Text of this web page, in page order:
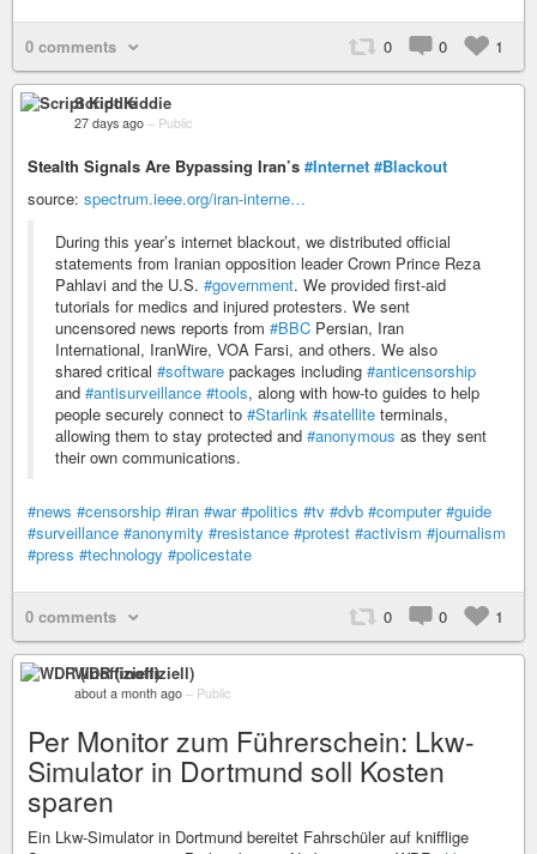
0 comments 0 0 1
Script Kiddie
27 days ago – Public
Stealth Signals Are Bypassing Iran’s #Internet #Blackout
source: spectrum.ieee.org/iran-interne…
During this year’s internet blackout, we distributed official
statements from Iranian opposition leader Crown Prince Reza
Pahlavi and the U.S. #government. We provided first-aid
tutorials for medics and injured protesters. We sent
uncensored news reports from #BBC Persian, Iran
International, IranWire, VOA Farsi, and others. We also
shared critical #software packages including #anticensorship
and #antisurveillance #tools, along with how-to guides to help
people securely connect to #Starlink #satellite terminals,
allowing them to stay protected and #anonymous as they sent
their own communications.
#news #censorship #iran #war #politics #tv #dvb #computer #guide
#surveillance #anonymity #resistance #protest #activism #journalism
#press #technology #policestate
0 comments 0 0 1
WDR (inoffiziell)
about a month ago – Public
Per Monitor zum Führerschein: Lkw-
Simulator in Dortmund soll Kosten
sparen
Ein Lkw-Simulator in Dortmund bereitet Fahrschüler auf knifflige